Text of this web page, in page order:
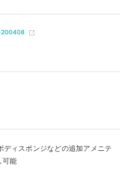
ニバーサルルーム
ディスポンジなどの追加アメニテ
可能